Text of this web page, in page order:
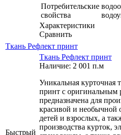
Потребительские
свойства
Характеристики
Сравнить
Ткань Рефлект принт
Быстрый
Ткань Рефлект принт
Наличие: 2 001 п.м
Уникальная курточная
принт с оригинальным
предназначена для
красивой и необычной
детей и взрослых, а
производства курток,